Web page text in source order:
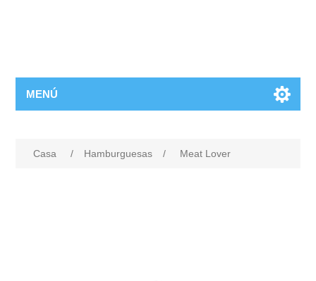
MENÚ
Casa / Hamburguesas / Meat Lover